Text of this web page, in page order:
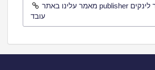
מאמר עלינו באתר publisher ככה קיצור לינקים
עובד